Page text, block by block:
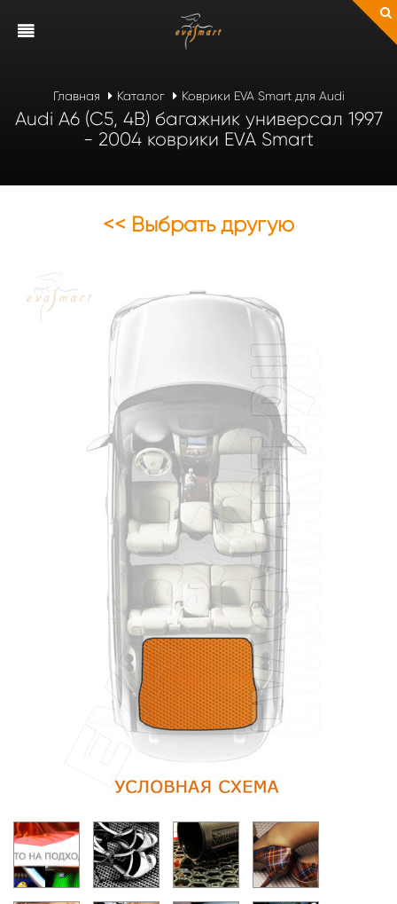
Главная Каталог Коврики EVA Smart для Audi
Audi A6 (C5, 4B) багажник универсал 1997
- 2004 коврики EVA Smart
<< Выбрать другую